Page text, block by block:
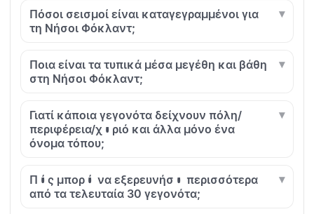
Πόσοι σεισμοί είναι καταγεγραμμένοι για
τη Νήσοι Φόκλαντ;
Ποια είναι τα τυπικά μέσα μεγέθη και βάθη
στη Νήσοι Φόκλαντ;
Γιατί κάποια γεγονότα δείχνουν πόλη/
περιφέρεια/χωριό και άλλα μόνο ένα
όνομα τόπου;
Πώς μπορώ να εξερευνήσω περισσότερα
από τα τελευταία 30 γεγονότα;